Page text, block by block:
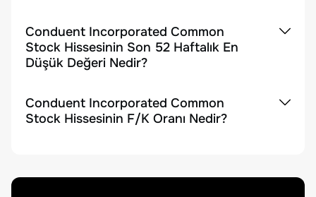
Conduent Incorporated Common
Stock Hissesinin Son 52 Haftalık En
Düşük Değeri Nedir?
Conduent Incorporated Common
Stock Hissesinin F/K Oranı Nedir?